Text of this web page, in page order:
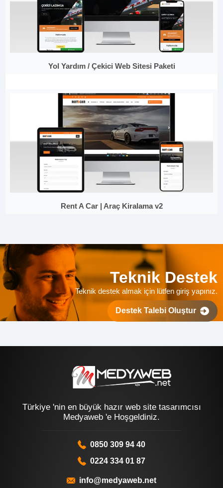
Yol Yardım / Çekici Web Sitesi Paketi
Rent A Car | Araç Kiralama v2
Teknik Destek
Teknik destek almak için lütfen giriş yapınız.
Destek Talebi Oluştur
Türkiye 'nin en büyük hazır web site tasarımcısı
Medyaweb 'e Hoşgeldiniz.
0850 309 94 40
0224 334 01 87
info@medyaweb.net